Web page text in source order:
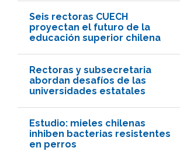
Seis rectoras CUECH
proyectan el futuro de la
educación superior chilena
Rectoras y subsecretaria
abordan desafíos de las
universidades estatales
Estudio: mieles chilenas
inhiben bacterias resistentes
en perros